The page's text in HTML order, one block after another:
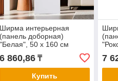
Ширма интерьерная
(панель доборная)
"Белая", 50 х 160 см
(петли в комплекте)
6 860,86₸
Купить
7